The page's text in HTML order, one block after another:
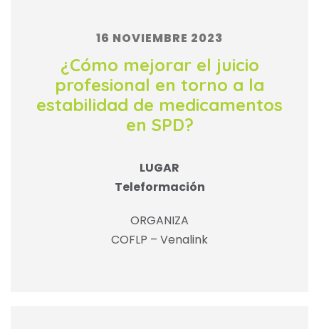
16 NOVIEMBRE 2023
¿Cómo mejorar el juicio
profesional en torno a la
estabilidad de medicamentos
en SPD?
LUGAR
Teleformación
ORGANIZA
COFLP – Venalink